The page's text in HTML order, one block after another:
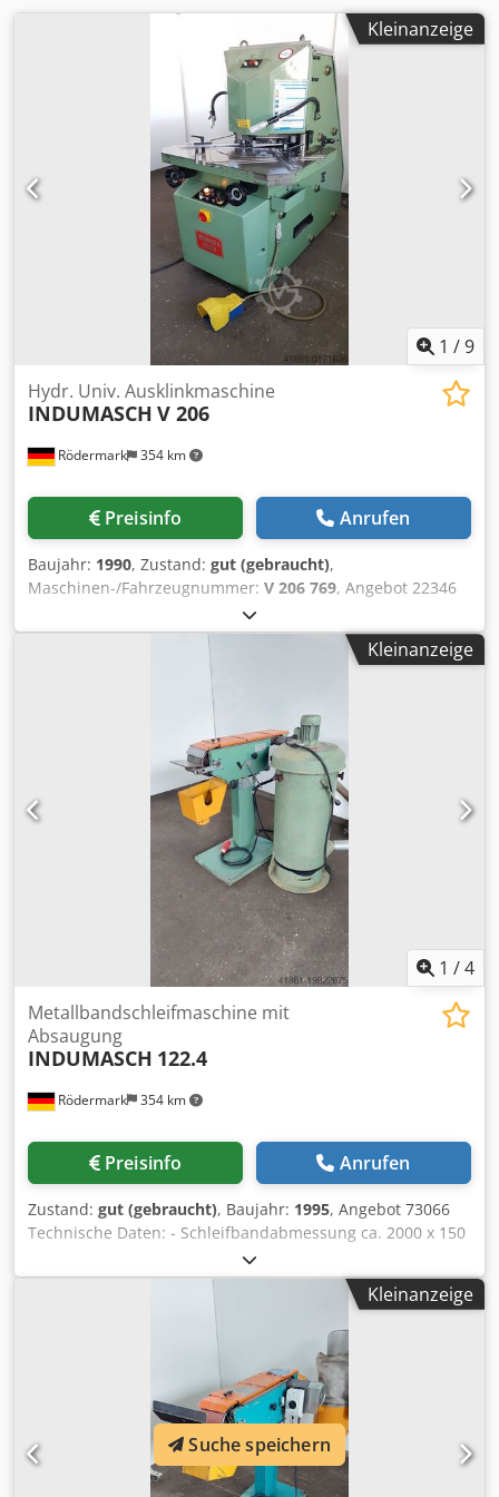
Kleinanzeige
1 /9
Rödermark 354 km
Hydr. Univ. Ausklinkmaschine
INDUMASCH V 206
Preisinfo Anrufen
Baujahr: 1990, Zustand: gut (gebraucht),
Maschinen-/Fahrzeugnummer: V 206 769, Angebot 22346
Chodpfx Aji Hpdyjfqea Technische Daten: - Schnittlänge
bis 200 mm - Schnittstärke - Stahl bis 6 mm - Edelstahl bis
4 mm - stufenlose Schnittwinkelverstellung 30 - 135 ° -
Hubzahl 60 1/min - Tischauflagefläche mit T-Nuten 800 x
Winkelverstellung - Tischhöhe 860 mm - Antrieb 400 V / 2,2
kW - E. - Fußtaster - Platzbedarf ca. B 1000 x H 1650 x T
1700 mm - Gewicht ca. 1300 kg
Kleinanzeige
1 /4
Rödermark 354 km
Metallbandschleifmaschine mit
Absaugung
INDUMASCH 122.4
Preisinfo Anrufen
Zustand: gut (gebraucht), Baujahr: 1995, Angebot 73066
Technische Daten: - Schleifbandabmessung ca. 2000 x 150
mm - Flächenschleiföffnung ca. 560 x 150 mm -
Schleifbandgeschwindigkeit ca. 30 m/sek. - Kontaktscheibe
B 150 / D 200 mm - Antriebsscheibe B 150 / D 200 mm
Cjdpfx Afow R Tcxoqsha - Antrieb 400 V / 3 kW -
Arbeitshöhe verstellbar - separate mot. Staubabsaugung -
Platzbedarf ca. B 750 x H 1050 x T 1500 mm - Platzbedarf
Abs. ca. B 750 x H 1250 x T 750 mm - Gewicht ca. 180 kg
Kleinanzeige
Suche speichern